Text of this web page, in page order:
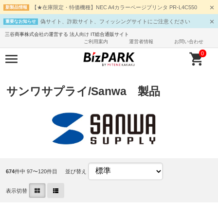
新製品情報 【★在庫限定・特価機種】NEC A4カラーページプリンタ PR-L4C550
重要なお知らせ 偽サイト、詐欺サイト、フィッシングサイトにご注意ください
三谷商事株式会社の運営する 法人向け IT総合通販サイト
ご利用案内
運営者情報 お問い合わせ
0
サンワサプライ/Sanwa 製品
674件中 97〜120件目 並び替え
表示切替